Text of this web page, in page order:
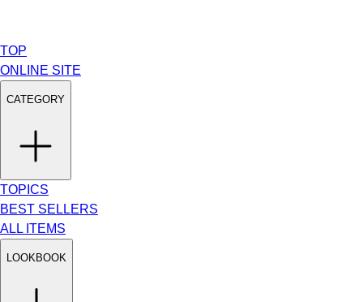
TOP
ONLINE SITE
CATEGORY
TOPICS
BEST SELLERS
ALL ITEMS
LOOKBOOK